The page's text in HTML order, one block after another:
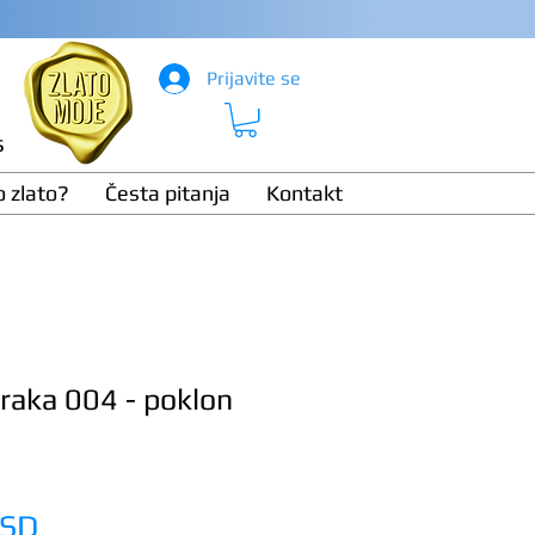
Prijavite se
zlato? Česta pitanja Kontakt
004 - poklon